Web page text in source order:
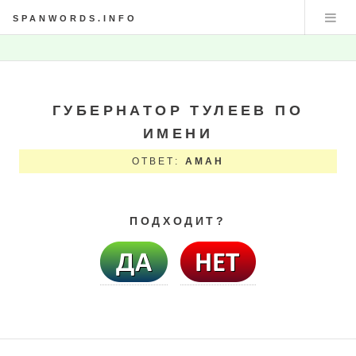
SPANWORDS.INFO
ГУБЕРНАТОР ТУЛЕЕВ ПО
ИМЕНИ
ОТВЕТ: АМАН
ПОДХОДИТ?